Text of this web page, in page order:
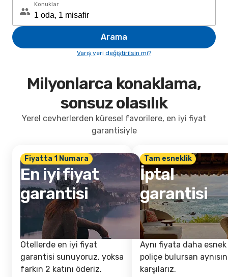
Konuklar
Arama
Varış yeri değiştirilsin mi?
Milyonlarca konaklama,
sonsuz olasılık
Yerel cevherlerden küresel favorilere, en iyi fiyat
garantisiyle
Fiyatta 1 Numara
En iyi fiyat
garantisi
Otellerde en iyi fiyat
garantisi sunuyoruz, yoksa
farkın 2 katını öderiz.
Tam esneklik
İptal
garantisi
Aynı fiyata daha
poliçe bulursan
karşılarız.